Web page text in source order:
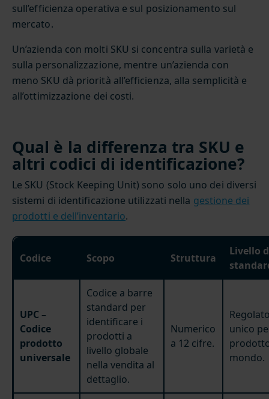
sull’efficienza operativa e sul posizionamento sul
mercato.
Un’azienda con molti SKU si concentra sulla varietà e
sulla personalizzazione, mentre un’azienda con
meno SKU dà priorità all’efficienza, alla semplicità e
all’ottimizzazione dei costi.
Qual è la differenza tra SKU e
altri codici di identificazione?
Le SKU (Stock Keeping Unit) sono solo uno dei diversi
sistemi di identificazione utilizzati nella gestione dei
prodotti e dell’inventario.
Codice Scopo Struttura
Livello
UPC –
Codice
prodotto
universale
Codice a barre
standard per
identificare i
prodotti a
livello globale
nella vendita al
dettaglio.
Numerico
a 12 cifre.
unico
mondo.